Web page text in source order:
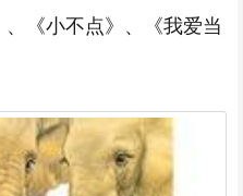
《小不点》、《我爱当